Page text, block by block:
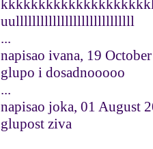
uulllllllllllllllllllllllllllll
...
napisao ivana, 19
glupo i dosadnooooo
...
napisao joka, 01 August
glupost ziva